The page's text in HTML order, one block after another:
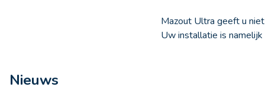
Mazout Ultra geeft u
Uw installatie is
Nieuws